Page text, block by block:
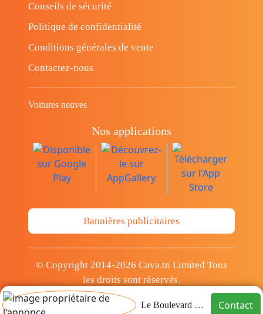
Le Boulevard immo Contact
Conseils de sécurité
Politique de confidentialité
Conditions générales de vente
Contactez-nous
Voitures neuves
Nos applications
Bannières publicitaires
© Copyright 2014-2026 Cava.tn Limited Tous
les droits sont réservés.